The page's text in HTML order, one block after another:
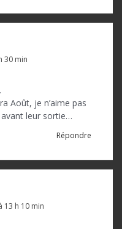
30 min
Août, je n’aime pas
leur sortie…
Répondre
13 h 10 min